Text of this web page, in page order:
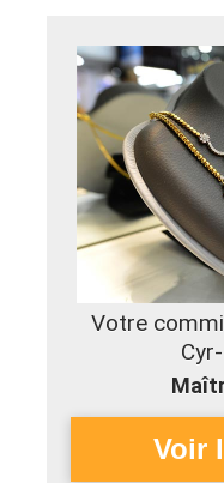
Votre